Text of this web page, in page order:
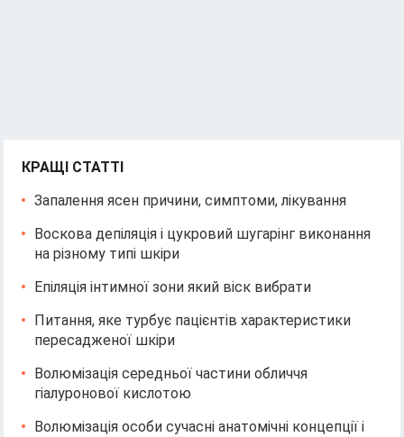
КРАЩІ СТАТТІ
Запалення ясен причини, симптоми, лікування
Воскова депіляція і цукровий шугарінг виконання
на різному типі шкіри
Епіляція інтимної зони який віск вибрати
Питання, яке турбує пацієнтів характеристики
пересадженої шкіри
Волюмізація середньої частини обличчя
гіалуронової кислотою
Волюмізація особи сучасні анатомічні концепції і